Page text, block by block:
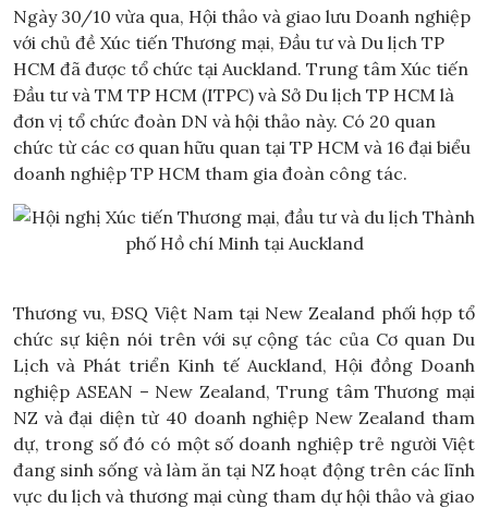
Ngày 30/10 vừa qua, Hội thảo và giao lưu Doanh nghiệp
với chủ đề Xúc tiến Thương mại, Đầu tư và Du lịch TP
HCM đã được tổ chức tại Auckland. Trung tâm Xúc tiến
Đầu tư và TM TP HCM (ITPC) và Sở Du lịch TP HCM là
đơn vị tổ chức đoàn DN và hội thảo này. Có 20 quan
chức từ các cơ quan hữu quan tại TP HCM và 16 đại biểu
doanh nghiệp TP HCM tham gia đoàn công tác.
Thương vu, ĐSQ Việt Nam tại New Zealand phối hợp tổ
chức sự kiện nói trên với sự cộng tác của Cơ quan Du
Lịch và Phát triển Kinh tế Auckland, Hội đồng Doanh
nghiệp ASEAN – New Zealand, Trung tâm Thương mại
NZ và đại diện từ 40 doanh nghiệp New Zealand tham
dự, trong số đó có một số doanh nghiệp trẻ người Việt
đang sinh sống và làm ăn tại NZ hoạt động trên các lĩnh
vực du lịch và thương mại cùng tham dự hội thảo và giao